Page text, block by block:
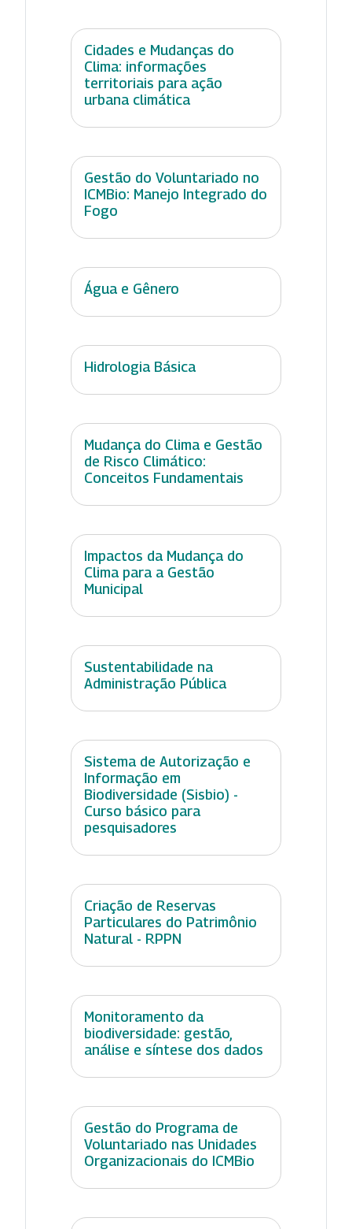
Cidades e Mudanças do
Clima: informações
territoriais para ação
urbana climática
Gestão do Voluntariado no
ICMBio: Manejo Integrado do
Fogo
Água e Gênero
Hidrologia Básica
Mudança do Clima e Gestão
de Risco Climático:
Conceitos Fundamentais
Impactos da Mudança do
Clima para a Gestão
Municipal
Sustentabilidade na
Administração Pública
Sistema de Autorização e
Informação em
Biodiversidade (Sisbio) -
Curso básico para
pesquisadores
Criação de Reservas
Particulares do Patrimônio
Natural - RPPN
Monitoramento da
biodiversidade: gestão,
análise e síntese dos dados
Gestão do Programa de
Voluntariado nas Unidades
Organizacionais do ICMBio